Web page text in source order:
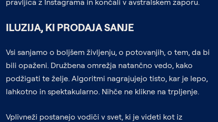
pravljica z Instagrama in končali v avstralskem zaporu.
ILUZIJA, KI PRODAJA SANJE
Vsi sanjamo o boljšem življenju, o potovanjih, o tem, da bi
bili opaženi. Družbena omrežja natančno vedo, kako
podžigati te želje. Algoritmi nagrajujejo tisto, kar je lepo,
lahkotno in spektakularno. Nihče ne klikne na trpljenje.
Vplivneži postanejo vodiči v svet, ki je videti kot iz